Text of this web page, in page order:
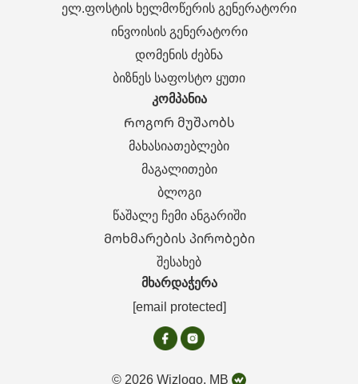
ელ.ფოსტის ხელმოწერის გენერატორი
ინვოისის გენერატორი
დომენის ძებნა
ბიზნეს საფოსტო ყუთი
კომპანია
Როგორ მუშაობს
მახასიათებლები
მაგალითები
ბლოგი
წაშალე ჩემი ანგარიში
Მოხმარების პირობები
შესახებ
მხარდაჭერა
[email protected]
© 2026 Wizlogo, MB